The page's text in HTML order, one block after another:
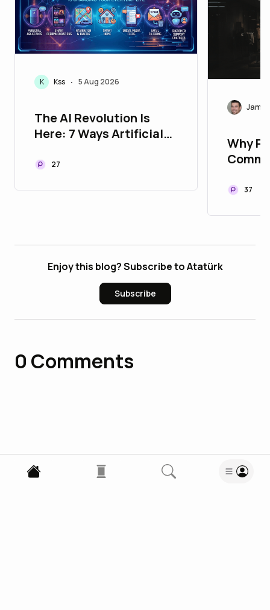
K Kss • 5 Aug 2026
The AI Revolution Is
Here: 7 Ways Artificial
Your Life Every Single
27
Why
37
Enjoy this blog? Subscribe to Atatürk
Subscribe
0 Comments